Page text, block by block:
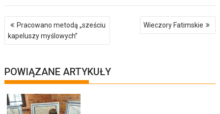
Nawigacja
wpisu
Pracowano metodą „sześciu
kapeluszy myślowych”
Wieczory Fatimskie
POWIĄZANE ARTYKUŁY